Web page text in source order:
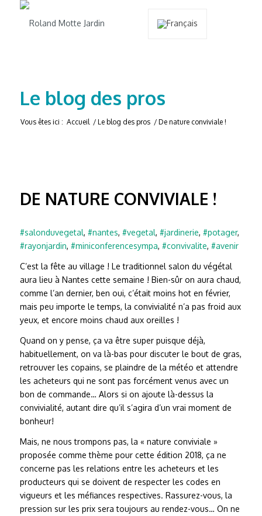
Le blog des pros
Vous êtes ici : Accueil / Le blog des pros / De nature conviviale !
DE NATURE CONVIVIALE !
#salonduvegetal, #nantes, #vegetal, #jardinerie, #potager,
#rayonjardin, #miniconferencesympa, #convivalite, #avenir
C’est la fête au village ! Le traditionnel salon du végétal
aura lieu à Nantes cette semaine ! Bien-sûr on aura chaud,
comme l’an dernier, ben oui, c’était moins hot en février,
mais peu importe le temps, la convivialité n’a pas froid aux
yeux, et encore moins chaud aux oreilles !
Quand on y pense, ça va être super puisque déjà,
habituellement, on va là-bas pour discuter le bout de gras,
retrouver les copains, se plaindre de la météo et attendre
les acheteurs qui ne sont pas forcément venus avec un
bon de commande… Alors si on ajoute là-dessus la
convivialité, autant dire qu’il s’agira d’un vrai moment de
bonheur!
Mais, ne nous trompons pas, la « nature conviviale »
proposée comme thème pour cette édition 2018, ça ne
concerne pas les relations entre les acheteurs et les
producteurs qui se doivent de respecter les codes en
vigueurs et les méfiances respectives. Rassurez-vous, la
pression sur les prix sera toujours au rendez-vous… On ne